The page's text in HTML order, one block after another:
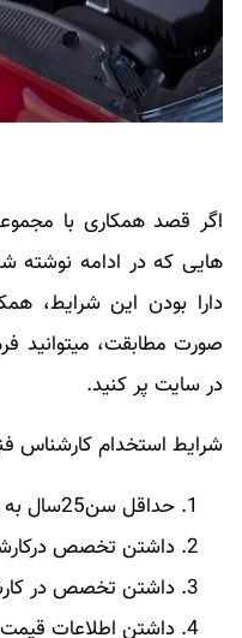
اگر قصد همکاری با
هایی که در ادامه نوشته
دارا بودن این شرایط،
صورت مطابقت، میتوانید
در سایت پر کنید.
شرایط استخدام کارشناس
حداقل سن25سال به بالا
داشتن تخصص
داشتن تخصص در
داشتن اطلاعات